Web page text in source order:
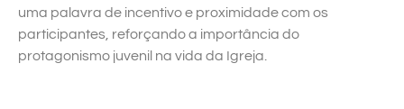
uma palavra de incentivo e proximidade com os
participantes, reforçando a importância do
protagonismo juvenil na vida da Igreja.